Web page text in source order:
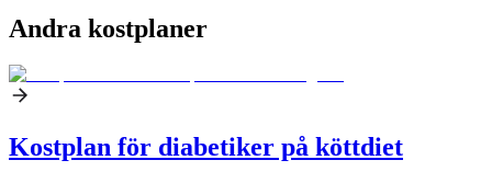
Andra kostplaner
Kostplan för diabetiker på köttdiet